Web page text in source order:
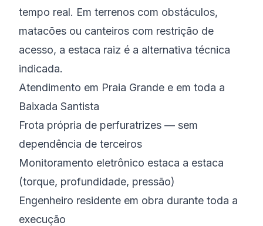
tempo real. Em terrenos com obstáculos,
matacões ou canteiros com restrição de
acesso, a estaca raiz é a alternativa técnica
indicada.
Atendimento em Praia Grande e em toda a
Baixada Santista
Frota própria de perfuratrizes — sem
dependência de terceiros
Monitoramento eletrônico estaca a estaca
(torque, profundidade, pressão)
Engenheiro residente em obra durante toda a
execução